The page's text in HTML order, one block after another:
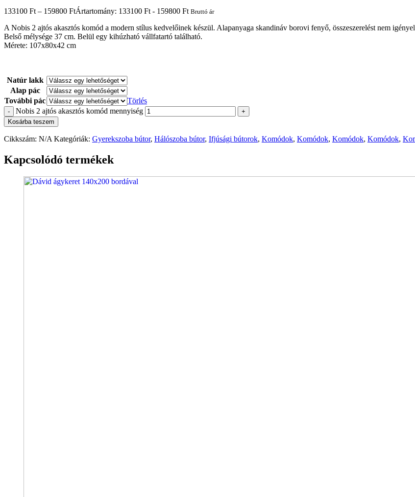
133100 Ft – 159800 FtÁrtartomány: 133100 Ft - 159800 Ft Bruttó ár
A Nobis 2 ajtós akasztós komód a modern stílus kedvelőinek készül. Alapanyaga skandináv borovi fenyő, összeszerelést nem
Belső mélysége 37 cm. Belül egy kihúzható vállfatartó található.
Mérete: 107x80x42 cm
Natúr lakk
Alap pác
További pác
Törlés
- Nobis 2 ajtós akasztós komód mennyiség
+
Kosárba teszem
Cikkszám: N/A Kategóriák: Gyerekszoba bútor, Hálószoba bútor, Ifjúsági bútorok, Komódok, Komódok, Komódok, Komódok,
Kapcsolódó termékek